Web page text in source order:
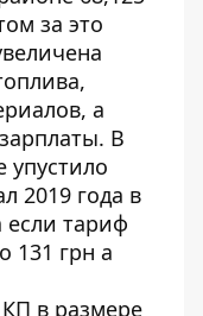
за это
а
В
упустило
2019 года в
если тариф
131 грн а
в размере